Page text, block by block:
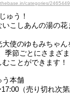
categories/2465449
ゅう！
こしあんの湯の
使のゆもみちゃん
季節ごとにさまざ
ことができます！
う本舗
（売り切れ次第